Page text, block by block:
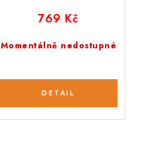
Momentálně nedostupné
769 Kč